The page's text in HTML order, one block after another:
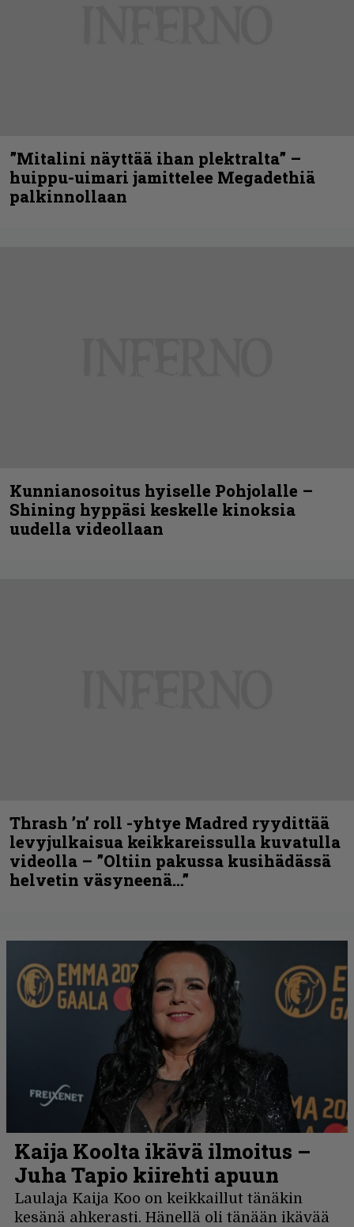
”Mitalini näyttää ihan plektralta” –
huippu-uimari jamittelee Megadethiä
palkinnollaan
Kunnianosoitus hyiselle Pohjolalle –
Shining hyppäsi keskelle kinoksia
uudella videollaan
Thrash ’n’ roll -yhtye Madred ryydittää
levyjulkaisua keikkareissulla kuvatulla
videolla – ”Oltiin pakussa kusihädässä
helvetin väsyneenä…”